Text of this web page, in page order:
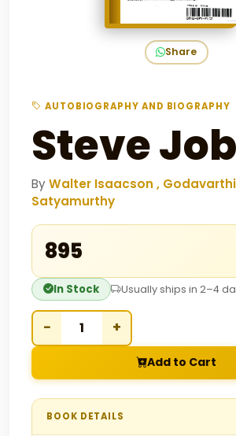
Share
AUTOBIOGRAPHY AND BIOGRAPHY
Steve
By Walter Isaacson , Godavarthi
Satyamurthy
₹895
In Stock Usually ships in 2–4
− +
Add to Cart
BOOK DETAILS